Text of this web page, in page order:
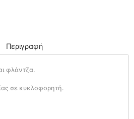
Περιγραφή
φλάντζα.
σε κυκλοφορητή.